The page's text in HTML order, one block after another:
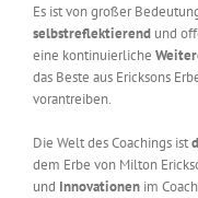
Es ist von großer
selbstreflektierendund
eine kontinuierliche
das Beste aus Ericksons
vorantreiben.
Die Welt des Coachings ist
dem Erbe von Milton
und Innovationenim